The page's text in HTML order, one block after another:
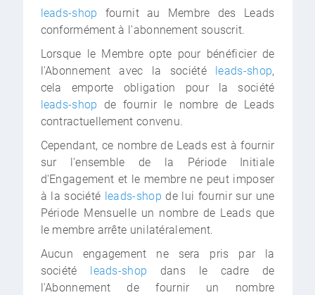
leads-shop fournit au Membre des Leads
conformément à l'abonnement souscrit.
Lorsque le Membre opte pour bénéficier de
l'Abonnement avec la société leads-shop,
cela emporte obligation pour la société
leads-shop de fournir le nombre de Leads
contractuellement convenu.
Cependant, ce nombre de Leads est à fournir
sur l'ensemble de la Période Initiale
d'Engagement et le membre ne peut imposer
à la société leads-shop de lui fournir sur une
Période Mensuelle un nombre de Leads que
le membre arrête unilatéralement.
Aucun engagement ne sera pris par la
société leads-shop dans le cadre de
l'Abonnement de fournir un nombre